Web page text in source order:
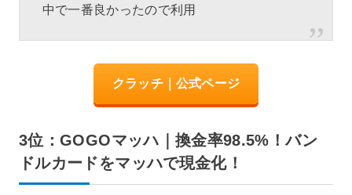
中で一番良かったので利用
クラッチ｜公式ページ
3位：GOGOマッハ｜換金率98.5%！バン
ドルカードをマッハで現金化！